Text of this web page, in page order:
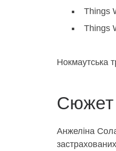
Things
Things
Нокмаутська
Сюжет
Анжеліна